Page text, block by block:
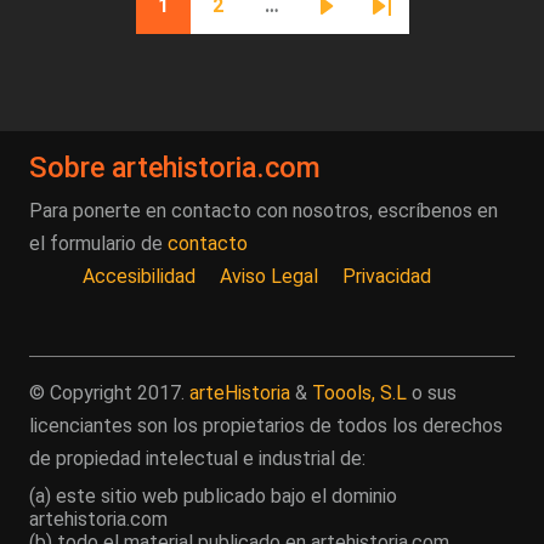
Página actual
1
Página
2 …
Siguiente página
Última página
Sobre artehistoria.com
Para ponerte en contacto con nosotros, escríbenos en
el formulario de contacto
Accesibilidad
Aviso Legal Privacidad
© Copyright 2017. arteHistoria & Toools, S.L o sus
licenciantes son los propietarios de todos los derechos
de propiedad intelectual e industrial de:
(a) este sitio web publicado bajo el dominio
artehistoria.com